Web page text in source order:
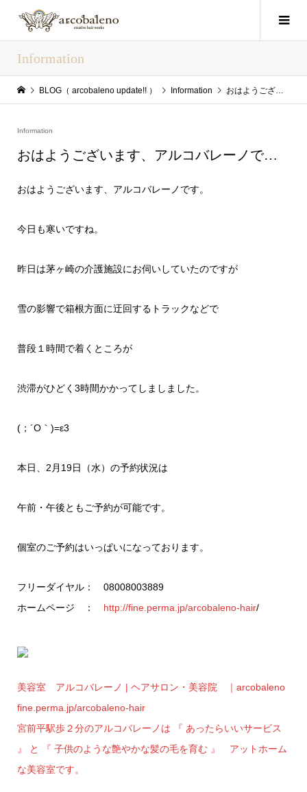
Information
BLOG（ arcobaleno update!! ） Information おはようございます、アルコバレーノで…
Information
おはようございます、アルコバレーノで…
おはようございます、アルコバレーノです。
今日も寒いですね。
昨日は茅ヶ崎の介護施設にお伺いしていたのですが
雪の影響で箱根方面に迂回するトラックなどで
普段１時間で着くところが
渋滞がひどく3時間かかってしましました。
(；´O｀)=ε3
本日、2月19日（水）の予約状況は
午前・午後ともご予約が可能です。
個室のご予約はいっぱいになっております。
フリーダイヤル： 08008003889
ホームページ ： http://fine.perma.jp/arcobaleno-hair/
美容室 アルコバレーノ | ヘアサロン・美容院 ｜arcobaleno
fine.perma.jp/arcobaleno-hair
宮前平駅歩２分のアルコバレーノは 『 あったらいいサービス
』 と 『 子供のような艶やかな髪の毛を育む 』 アットホーム
な美容室です。